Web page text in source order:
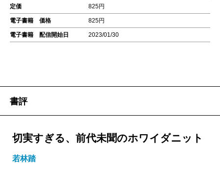
定価 825円
電子書籍 価格 825円
電子書籍 配信開始日 2023/01/30
書評
切実すぎる、前代未聞のホワイダニット
若林踏